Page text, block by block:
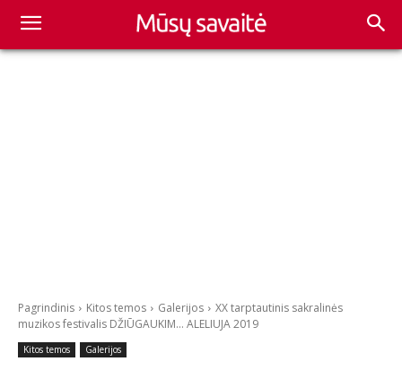
Pagrindinis Kitos temos Galerijos
XX tarptautinis sakralinės
muzikos festivalis DŽIŪGAUKIM… ALELIUJA 2019
Kitos temos Galerijos